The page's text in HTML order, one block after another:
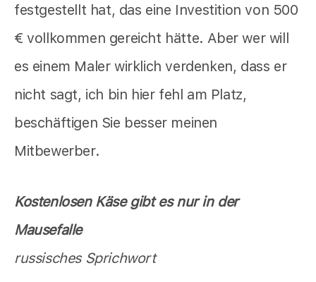
festgestellt hat, das eine Investition von 500
€ vollkommen gereicht hätte. Aber wer will
es einem Maler wirklich verdenken, dass er
nicht sagt, ich bin hier fehl am Platz,
beschäftigen Sie besser meinen
Mitbewerber.
Kostenlosen Käse gibt es nur in der
Mausefalle
russisches Sprichwort